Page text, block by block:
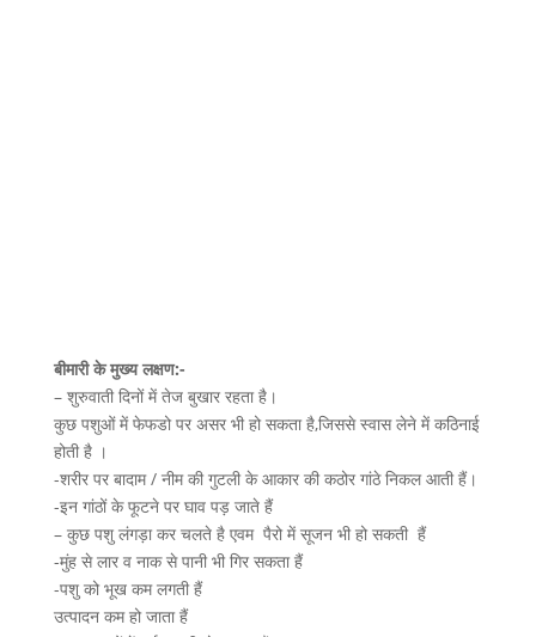
बीमारी के मुख्य लक्षण:-
– शुरुवाती दिनों में तेज बुखार रहता है।
कुछ पशुओं में फेफडो पर असर भी हो सकता है,जिससे स्वास लेने में कठिनाई
होती है ।
-शरीर पर बादाम / नीम की गुटली के आकार की कठोर गांठे निकल आती हैं।
-इन गांठों के फूटने पर घाव पड़ जाते हैं
– कुछ पशु लंगड़ा कर चलते है एवम पैरो में सूजन भी हो सकती हैं
-मुंह से लार व नाक से पानी भी गिर सकता हैं
-पशु को भूख कम लगती हैं
उत्पादन कम हो जाता हैं